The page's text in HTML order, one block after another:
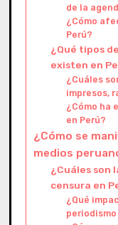
de la
¿Cómo
Perú?
¿Qué tipos
existen en
¿Cuáles
impresos,
¿Cómo ha
en Perú?
¿Cómo se
medios
¿Cuáles son
censura en
¿Qué